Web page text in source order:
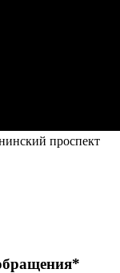
проспект